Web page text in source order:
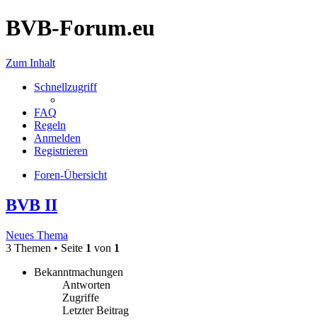
BVB-Forum.eu
Zum Inhalt
Schnellzugriff
FAQ
Regeln
Anmelden
Registrieren
Foren-Übersicht
BVB II
Neues Thema
3 Themen • Seite 1 von 1
Bekanntmachungen
Antworten
Zugriffe
Letzter Beitrag